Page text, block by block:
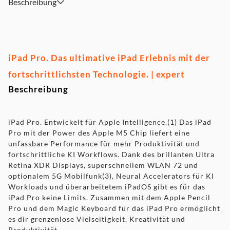
iPad Pro. Das ultimative iPad Erlebnis mit der
fortschrittlichsten Technologie. | expert
Beschreibung
iPad Pro. Entwickelt für Apple Intelligence.(1) Das iPad
Pro mit der Power des Apple M5 Chip liefert eine
unfassbare Performance für mehr Produktivität und
fortschrittliche KI Workflows. Dank des brillanten Ultra
Retina XDR Displays, superschnellem WLAN 72 und
optionalem 5G Mobilfunk(3), Neural Accelerators für KI
Workloads und überarbeitetem iPadOS gibt es für das
iPad Pro keine Limits. Zusammen mit dem Apple Pencil
Pro und dem Magic Keyboard für das iPad Pro ermöglicht
es dir grenzenlose Vielseitigkeit, Kreativität und